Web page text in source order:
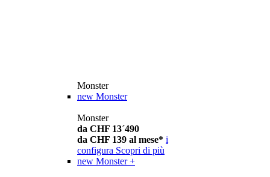
Monster
new Monster
Monster
da CHF 13´490
da CHF 139 al mese* i
configura Scopri di più
new Monster +